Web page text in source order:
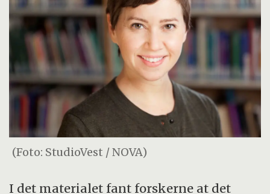
(Foto: StudioVest / NOVA)
I det materialet fant forskerne at det